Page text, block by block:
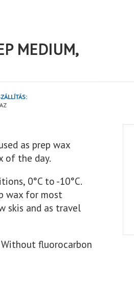
MEDIUM,
as prep wax
of the day.
0°C to -10°C.
wax for most
skis and as travel
fluorocarbon